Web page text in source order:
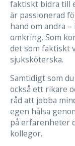
faktiskt bidra till
är passionerad
hand om andra
omkring. Som
det som faktiskt
sjuksköterska.
Samtidigt som
också ett rikare
råd att jobba
egen hälsa
på erfarenheter
kollegor.